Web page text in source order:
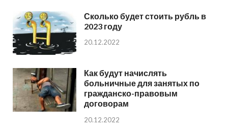
Сколько будет стоить рубль в
2023 году
20.12.2022
Как будут начислять
больничные для занятых по
гражданско-правовым
договорам
20.12.2022